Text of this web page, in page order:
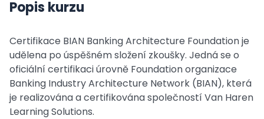
Popis kurzu
Certifikace BIAN Banking Architecture Foundation je
udělena po úspěšném složení zkoušky. Jedná se o
oficiální certifikaci úrovně Foundation organizace
Banking Industry Architecture Network (BIAN), která
je realizována a certifikována společností Van Haren
Learning Solutions.